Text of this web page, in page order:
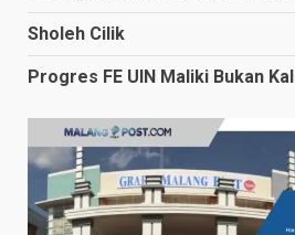
Sholeh Cilik
Progres FE UIN Maliki Bukan